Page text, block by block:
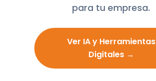
para tu empresa.
Ver IA y Herramientas
Digitales →